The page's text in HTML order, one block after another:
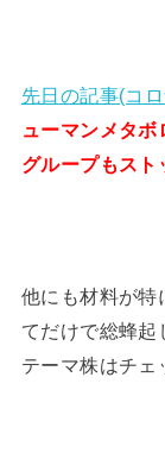
先日の記事(コ
ューマンメタ
グループもスト
他にも材料が特
てだけで総蜂起
テーマ株はチェ